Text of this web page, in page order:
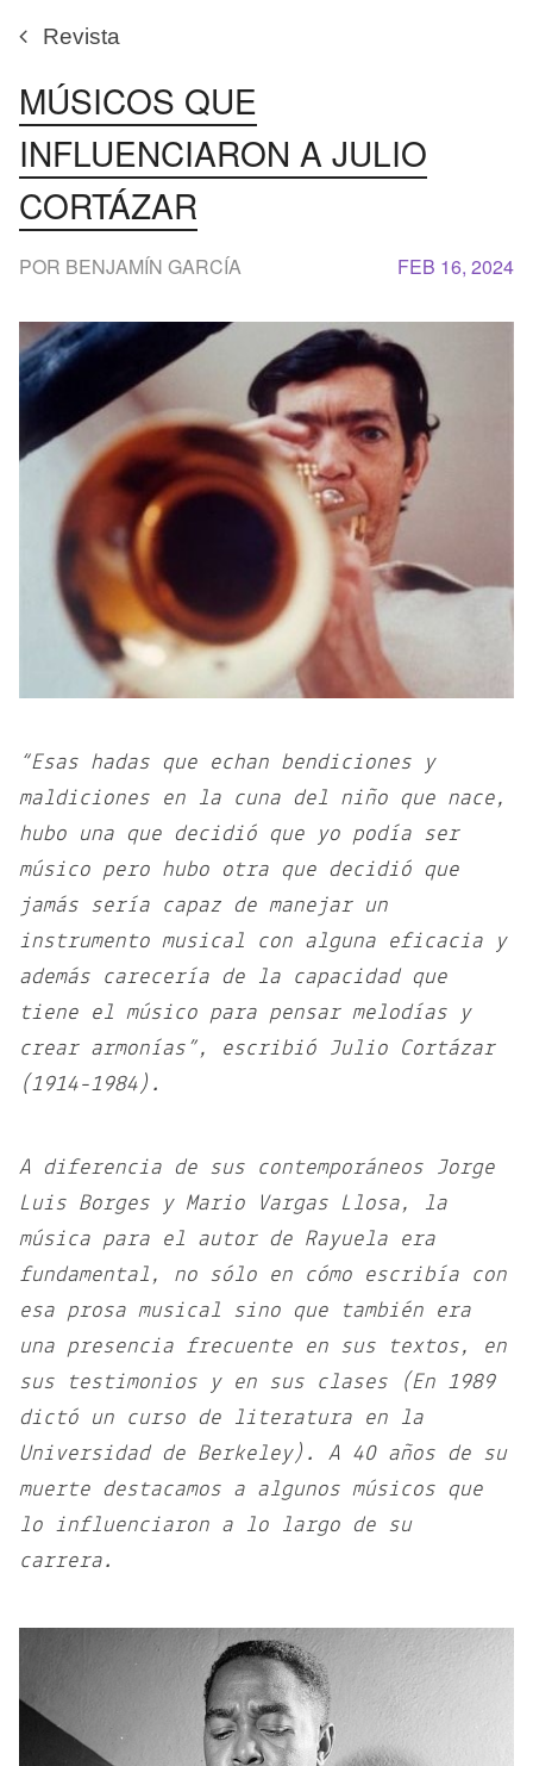
Revista
MÚSICOS QUE
INFLUENCIARON A JULIO
CORTÁZAR
FEB 16, 2024
POR BENJAMÍN GARCÍA
“Esas hadas que echan bendiciones y
maldiciones en la cuna del niño que nace,
hubo una que decidió que yo podía ser
músico pero hubo otra que decidió que
jamás sería capaz de manejar un
instrumento musical con alguna eficacia y
además carecería de la capacidad que
tiene el músico para pensar melodías y
crear armonías”, escribió Julio Cortázar
(1914-1984).
A diferencia de sus contemporáneos Jorge
Luis Borges y Mario Vargas Llosa, la
música para el autor de Rayuela era
fundamental, no sólo en cómo escribía con
esa prosa musical sino que también era
una presencia frecuente en sus textos, en
sus testimonios y en sus clases (En 1989
dictó un curso de literatura en la
Universidad de Berkeley). A 40 años de su
muerte destacamos a algunos músicos que
lo influenciaron a lo largo de su
carrera.